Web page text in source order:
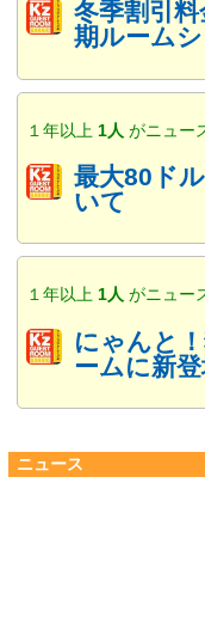
冬季割引
期ルーム
１年以上 1人 がニュー
最大80ド
いて
１年以上 1人 がニュー
にゃんと
ームに新登
ニュース